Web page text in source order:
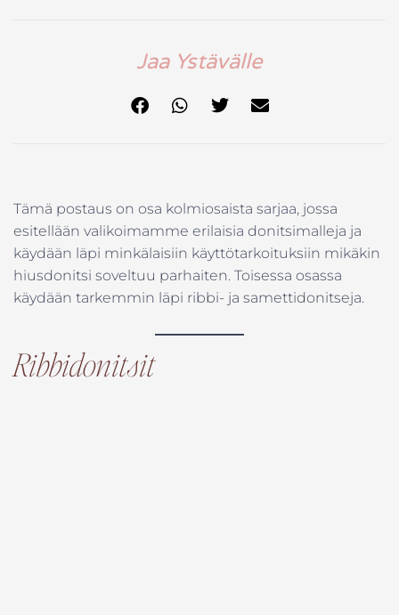
Jaa Ystävälle
Tämä postaus on osa kolmiosaista sarjaa, jossa
esitellään valikoimamme erilaisia donitsimalleja ja
käydään läpi minkälaisiin käyttötarkoituksiin mikäkin
hiusdonitsi soveltuu parhaiten. Toisessa osassa
käydään tarkemmin läpi ribbi- ja samettidonitseja.
Ribbidonitsit